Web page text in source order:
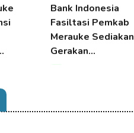
Bank Indonesia
Fasiltasi Pemkab
Merauke Sediakan
Gerakan…